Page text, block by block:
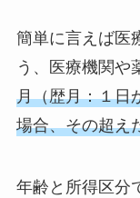
簡単に言えば医
う、医療機関や
月（歴月：１日
場合、その超え
年齢と所得区分